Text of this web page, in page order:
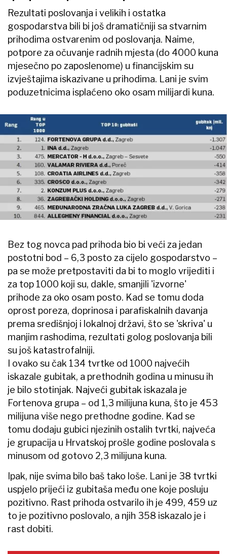
Rezultati poslovanja i velikih i ostatka
gospodarstva bili bi još dramatičniji sa stvarnim
prihodima ostvarenim od poslovanja. Naime,
potpore za očuvanje radnih mjesta (do 4000 kuna
mjesečno po zaposlenome) u financijskim su
izvještajima iskazivane u prihodima. Lani je svim
poduzetnicima isplaćeno oko osam milijardi kuna.
Bez tog novca pad prihoda bio bi veći za jedan
postotni bod – 6,3 posto za cijelo gospodarstvo –
pa se može pretpostaviti da bi to moglo vrijediti i
za top 1000 koji su, dakle, smanjili 'izvorne'
prihode za oko osam posto. Kad se tomu doda
oprost poreza, doprinosa i parafiskalnih davanja
prema središnjoj i lokalnoj državi, što se 'skriva' u
manjim rashodima, rezultati golog poslovanja bili
su još katastrofalniji.
I ovako su čak 134 tvrtke od 1000 najvećih
iskazale gubitak, a prethodnih godina u minusu ih
je bilo stotinjak. Najveći gubitak iskazala je
Fortenova grupa – od 1,3 milijuna kuna, što je 453
milijuna više nego prethodne godine. Kad se
tomu dodaju gubici njezinih ostalih tvrtki, najveća
je grupacija u Hrvatskoj prošle godine poslovala s
minusom od gotovo 2,3 milijuna kuna.
Ipak, nije svima bilo baš tako loše. Lani je 38 tvrtki
uspjelo prijeći iz gubitaša među one koje posluju
pozitivno. Rast prihoda ostvarilo ih je 499, 459 uz
to je pozitivno poslovalo, a njih 358 iskazalo je i
rast dobiti.